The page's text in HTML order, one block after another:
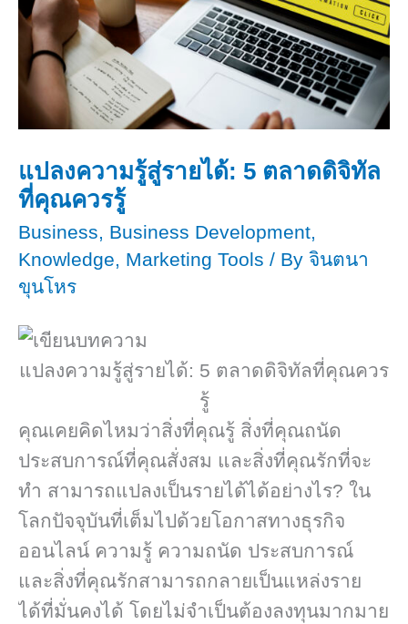
แปลงความรู้สู่รายได้: 5 ตลาดดิจิทัล
ที่คุณควรรู้
Business, Business Development,
Knowledge, Marketing Tools / By จินตนา
ขุนโหร
แปลงความรู้สู่รายได้: 5 ตลาดดิจิทัลที่คุณควร
รู้
คุณเคยคิดไหมว่าสิ่งที่คุณรู้ สิ่งที่คุณถนัด
ประสบการณ์ที่คุณสั่งสม และสิ่งที่คุณรักที่จะ
ทำ สามารถแปลงเป็นรายได้ได้อย่างไร? ใน
โลกปัจจุบันที่เต็มไปด้วยโอกาสทางธุรกิจ
ออนไลน์ ความรู้ ความถนัด ประสบการณ์
และสิ่งที่คุณรักสามารถกลายเป็นแหล่งราย
ได้ที่มั่นคงได้ โดยไม่จำเป็นต้องลงทุนมากมาย